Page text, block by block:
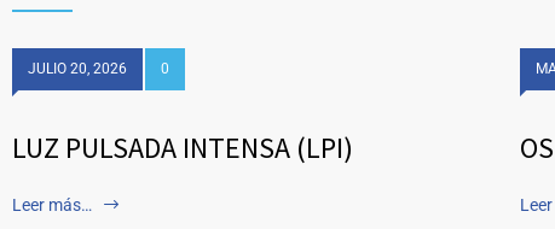
JULIO 20, 2026 0
LUZ PULSADA INTENSA (LPI)
Leer más…